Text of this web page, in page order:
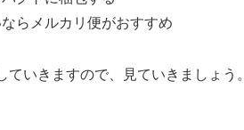
らメルカリ便がおすすめ
いきますので、見ていきましょう。